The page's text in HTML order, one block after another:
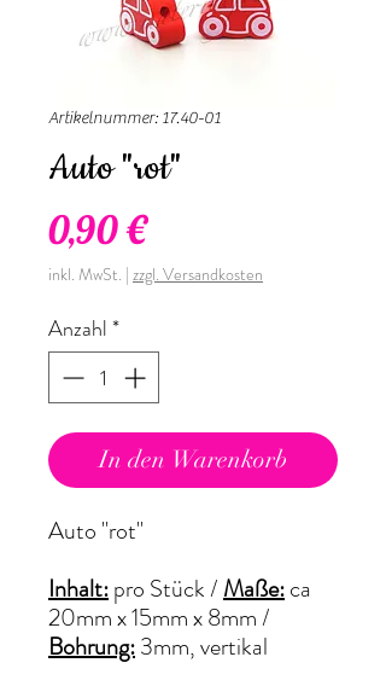
Artikelnummer: 17.40-01
Auto "rot"
0,90 €Preis
inkl. MwSt. | zzgl. Versandkosten
Anzahl*
In den Warenkorb
Auto "rot"
Inhalt:pro Stück /Maße:ca
20mm x 15mm x 8mm /
Bohrung:3mm, vertikal